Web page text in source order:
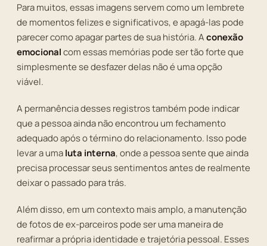
Para muitos, essas imagens servem como um lembrete
de momentos felizes e significativos, e apagá-las pode
parecer como apagar partes de sua história. Aconexão
emocionalcom essas memórias pode ser tão forte que
simplesmente se desfazer delas não é uma opção
viável.
A permanência desses registros também pode indicar
que a pessoa ainda não encontrou um fechamento
adequado após o término do relacionamento. Isso pode
levar a umaluta interna, onde a pessoa sente que ainda
precisa processar seus sentimentos antes de realmente
deixar o passado para trás.
Além disso, em um contexto mais amplo, a manutenção
de fotos de ex-parceiros pode ser uma maneira de
reafirmar a própria identidade e trajetória pessoal. Esses